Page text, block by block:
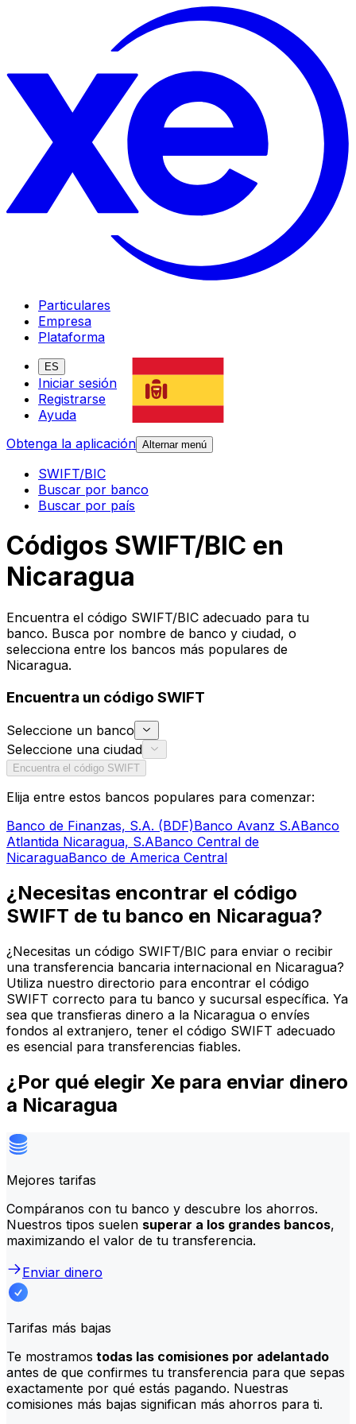
Particulares
Empresa
Plataforma
ES
Iniciar sesión
Registrarse
Ayuda
Obtenga la aplicación Alternar menú
SWIFT/BIC
Buscar por banco
Buscar por país
Códigos SWIFT/BIC en
Nicaragua
Encuentra el código SWIFT/BIC adecuado para tu
banco. Busca por nombre de banco y ciudad, o
selecciona entre los bancos más populares de
Nicaragua.
Encuentra un código SWIFT
Seleccione un banco
Seleccione una ciudad
Encuentra el código SWIFT
Elija entre estos bancos populares para comenzar:
Banco de Finanzas, S.A. (BDF)Banco Avanz S.ABanco
Atlantida Nicaragua, S.ABanco Central de
NicaraguaBanco de America Central
¿Necesitas encontrar el código
SWIFT de tu banco en Nicaragua?
¿Necesitas un código SWIFT/BIC para enviar o recibir
una transferencia bancaria internacional en Nicaragua?
Utiliza nuestro directorio para encontrar el código
SWIFT correcto para tu banco y sucursal específica. Ya
sea que transfieras dinero a la Nicaragua o envíes
fondos al extranjero, tener el código SWIFT adecuado
es esencial para transferencias fiables.
¿Por qué elegir Xe para enviar dinero
a Nicaragua
Mejores tarifas
Compáranos con tu banco y descubre los ahorros.
Nuestros tipos suelen superar a los grandes bancos,
maximizando el valor de tu transferencia.
Enviar dinero
Tarifas más bajas
Te mostramos todas las comisiones por adelantado
antes de que confirmes tu transferencia para que sepas
exactamente por qué estás pagando. Nuestras
comisiones más bajas significan más ahorros para ti.